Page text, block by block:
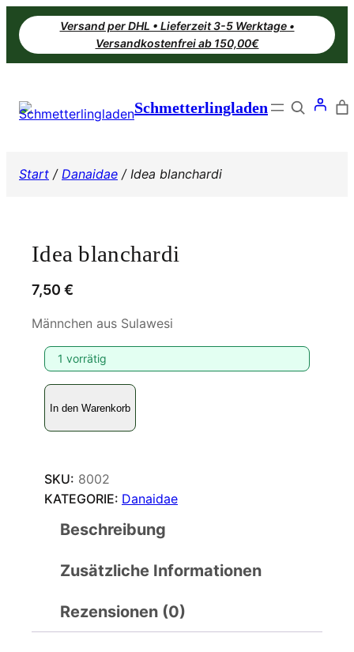
Zum
Inhalt
springen
Versand per DHL • Lieferzeit 3-5 Werktage •
Versandkostenfrei ab 150,00€
Schmetterlingladen Search
Start / Danaidae / Idea blanchardi
Idea blanchardi
7,50 €
Männchen aus Sulawesi
1 vorrätig
I
d
e
b
l
d
In den Warenkorb
SKU: 8002
KATEGORIE: Danaidae
Beschreibung
Zusätzliche Informationen
Rezensionen (0)